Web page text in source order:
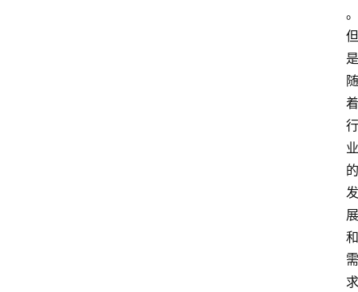
。
但
是
随
着
行
业
的
发
展
和
需
求